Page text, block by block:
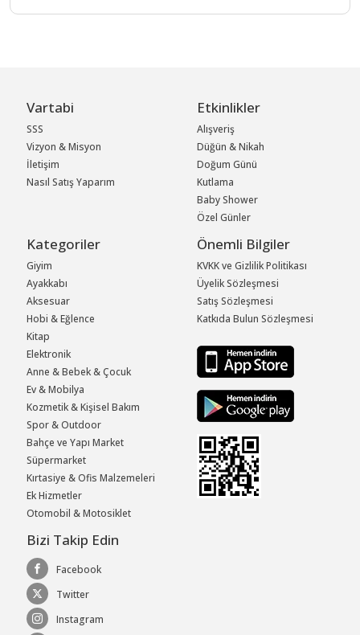
Vartabi
SSS
Vizyon & Misyon
İletişim
Nasıl Satış Yaparım
Etkinlikler
Alışveriş
Düğün & Nikah
Doğum Günü
Kutlama
Baby Shower
Özel Günler
Kategoriler
Giyim
Ayakkabı
Aksesuar
Hobi & Eğlence
Kitap
Elektronik
Anne & Bebek & Çocuk
Ev & Mobilya
Kozmetik & Kişisel Bakım
Spor & Outdoor
Bahçe ve Yapı Market
Süpermarket
Kırtasiye & Ofis Malzemeleri
Ek Hizmetler
Otomobil & Motosiklet
Önemli Bilgiler
KVKK ve Gizlilik Politikası
Üyelik Sözleşmesi
Satış Sözleşmesi
Katkıda Bulun Sözleşmesi
Bizi Takip Edin
Facebook
Twitter
Instagram